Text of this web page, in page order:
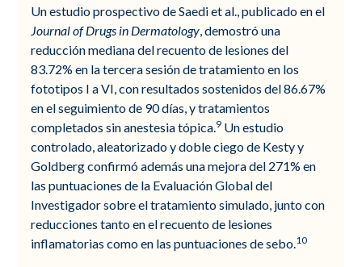
Un estudio prospectivo de Saedi et al., publicado en el
Journal of Drugs in Dermatology , demostró una
reducción mediana del recuento de lesiones del
83.72% en la tercera sesión de tratamiento en los
fototipos I a VI, con resultados sostenidos del 86.67%
en el seguimiento de 90 días, y tratamientos
completados sin anestesia tópica. 9 Un estudio
controlado, aleatorizado y doble ciego de Kesty y
Goldberg confirmó además una mejora del 271% en
las puntuaciones de la Evaluación Global del
Investigador sobre el tratamiento simulado, junto con
reducciones tanto en el recuento de lesiones
inflamatorias como en las puntuaciones de sebo. 10